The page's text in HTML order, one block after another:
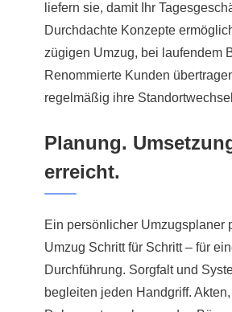
liefern sie, damit Ihr
Durchdachte Konzepte
zügigen Umzug, bei laufendem
Renommierte Kunden
regelmäßig ihre
Planung.
erreicht.
Ein persönlicher Umzugsplaner
Umzug Schritt für Schritt – für
Durchführung. Sorgfalt und
begleiten jeden Handgriff.